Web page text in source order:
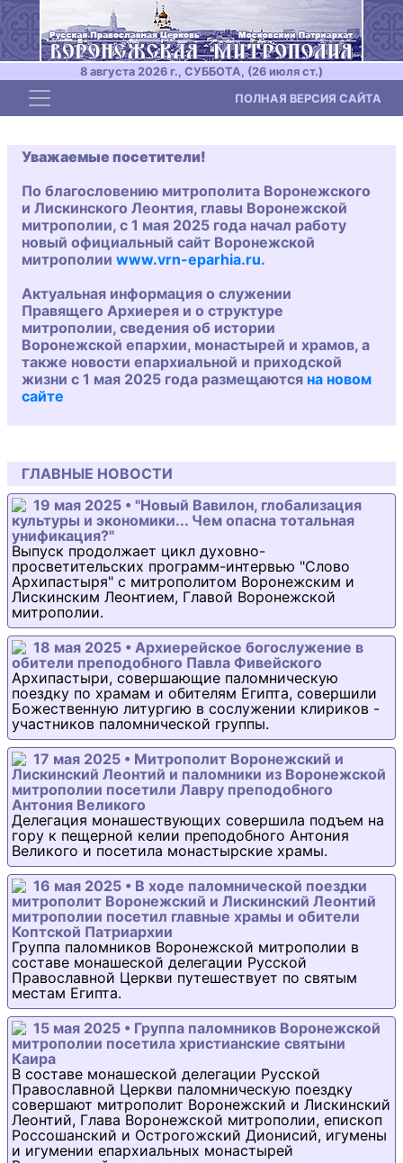
8 августа 2026 г., СУББОТА, (26 июля ст.)
Toggle navigation ПОЛНАЯ ВЕРСИЯ САЙТА
Уважаемые посетители!
По благословению митрополита Воронежского
и Лискинского Леонтия, главы Воронежской
митрополии, с 1 мая 2025 года начал работу
новый официальный сайт Воронежской
митрополии www.vrn-eparhia.ru.
Актуальная информация о служении
Правящего Архиерея и о структуре
митрополии, сведения об истории
Воронежской епархии, монастырей и храмов, а
также новости епархиальной и приходской
жизни с 1 мая 2025 года размещаются на новом
сайте
ГЛАВНЫЕ НОВОСТИ
19 мая 2025 • "Новый Вавилон, глобализация
культуры и экономики... Чем опасна тотальная
унификация?"
Выпуск продолжает цикл духовно-
просветительских программ-интервью "Слово
Архипастыря" с митрополитом Воронежским и
Лискинским Леонтием, Главой Воронежской
митрополии.
18 мая 2025 • Архиерейское богослужение в
обители преподобного Павла Фивейского
Архипастыри, совершающие паломническую
поездку по храмам и обителям Египта, совершили
Божественную литургию в сослужении клириков -
участников паломнической группы.
17 мая 2025 • Митрополит Воронежский и
Лискинский Леонтий и паломники из Воронежской
митрополии посетили Лавру преподобного
Антония Великого
Делегация монашествующих совершила подъем на
гору к пещерной келии преподобного Антония
Великого и посетила монастырские храмы.
16 мая 2025 • В ходе паломнической поездки
митрополит Воронежский и Лискинский Леонтий
митрополии посетил главные храмы и обители
Коптской Патриархии
Группа паломников Воронежской митрополии в
составе монашеской делегации Русской
Православной Церкви путешествует по святым
местам Египта.
15 мая 2025 • Группа паломников Воронежской
митрополии посетила христианские святыни
Каира
В составе монашеской делегации Русской
Православной Церкви паломническую поездку
совершают митрополит Воронежский и Лискинский
Леонтий, Глава Воронежской митрополии, епископ
Россошанский и Острогожский Дионисий, игумены
и игумении епархиальных монастырей